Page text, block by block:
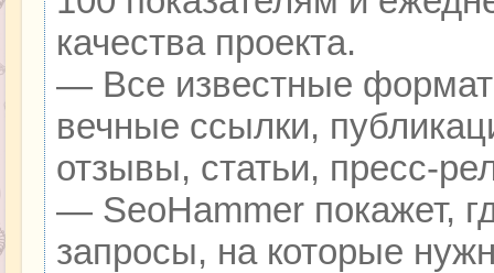
качества проекта.
— Все известные
вечные ссылки,
отзывы, статьи, пресс-
— SeoHammer покажет,
запросы, на которые